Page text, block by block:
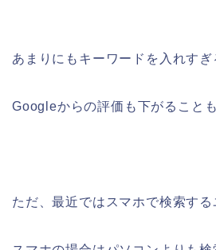
あまりにもキーワードを入れすぎ
Googleからの評価も下がることも
ただ、最近ではスマホで検索する